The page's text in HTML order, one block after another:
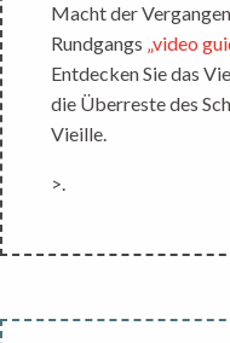
Macht der
Rundgangs „video
Entdecken Sie das
die Überreste des
Vieille.
>.